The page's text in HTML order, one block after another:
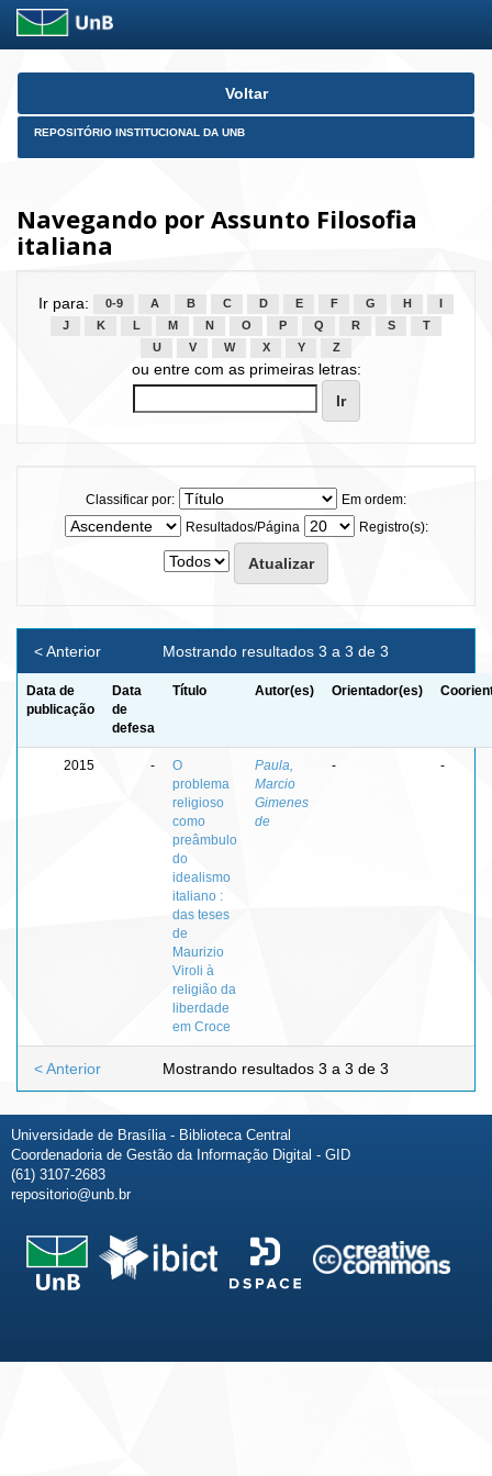
Skip
Voltar
REPOSITÓRIO INSTITUCIONAL DA UNB
Navegando por Assunto Filosofia
italiana
Ir para: 0-9 A B C D E F G H
J
K L M N O P Q R S
T
U
V W X Y Z
ou entre com as primeiras letras:
Classificar por:
Em ordem:
Resultados/Página
Registro(s):
Mostrando resultados 3 a 3 de 3
< Anterior
Data de
publicação
Data
de
defesa
Título Autor(es) Orientador(es)
2015 -
O
problema
religioso
como
preâmbulo
do
idealismo
italiano :
das teses
de
Maurizio
Viroli à
religião da
liberdade
em Croce
Paula,
Marcio
Gimenes
de
- -
Mostrando resultados 3 a 3 de 3
< Anterior
Universidade de Brasília - Biblioteca Central
Coordenadoria de Gestão da Informação Digital - GID
(61) 3107-2683
repositorio@unb.br